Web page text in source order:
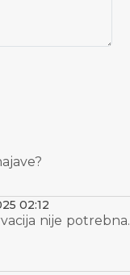
02:12
nije potrebna.